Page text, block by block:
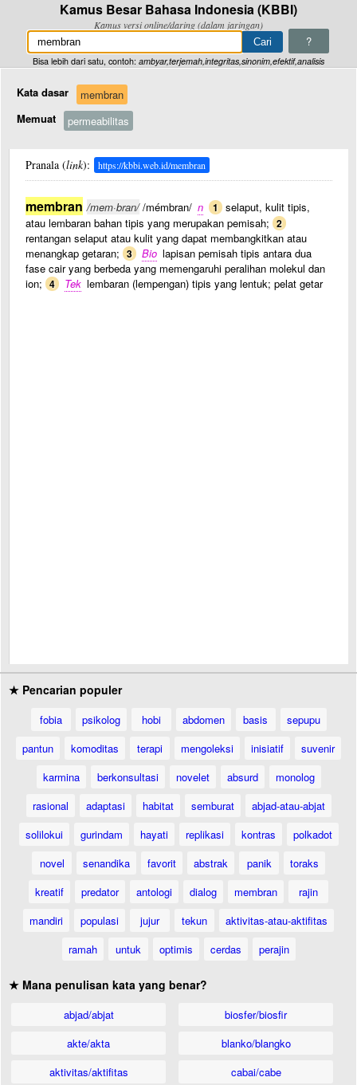
Kamus Besar Bahasa Indonesia (KBBI)
Kamus versi online/daring (dalam jaringan)
?
Bisa lebih dari satu, contoh: ambyar,terjemah,integritas,sinonim,efektif,analisis
Kata dasar
membran
Memuat
permeabilitas
Pranala (link): https://kbbi.web.id/membran
membran /mem·bran//mémbran/ n 1 selaput, kulit tipis,
atau lembaran bahan tipis yang merupakan pemisah; 2
rentangan selaput atau kulit yang dapat membangkitkan atau
menangkap getaran; 3 Bio lapisan pemisah tipis antara dua
fase cair yang berbeda yang memengaruhi peralihan molekul dan
ion; 4 Tek lembaran (lempengan) tipis yang lentuk; pelat getar
★ Pencarian populer
fobia psikolog hobi abdomen basis
sepupu
pantun
komoditas terapi mengoleksi inisiatif
suvenir
karmina
berkonsultasi novelet absurd
monolog
rasional
adaptasi habitat semburat
abjad-atau-abjat
solilokui
gurindam hayati replikasi kontras
polkadot
novel
senandika favorit abstrak panik
toraks
kreatif
predator antologi dialog membran
rajin
mandiri
populasi jujur tekun
aktivitas-atau-aktifitas
ramah
untuk optimis cerdas perajin
★ Mana penulisan kata yang benar?
abjad/abjat
akte/akta
aktivitas/aktifitas
biosfer/biosfir
blanko/blangko
cabai/cabe